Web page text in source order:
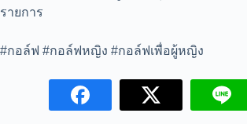
รายการ
#กอล์ฟ #กอล์ฟหญิง #กอล์ฟเพื่อผู้หญิง